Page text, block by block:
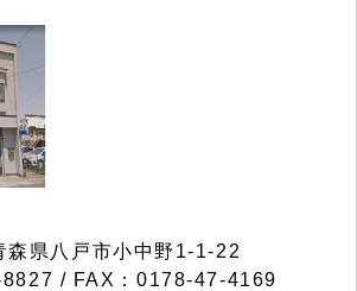
県八戸市小中野1-1-22
/ FAX：0178-47-4169